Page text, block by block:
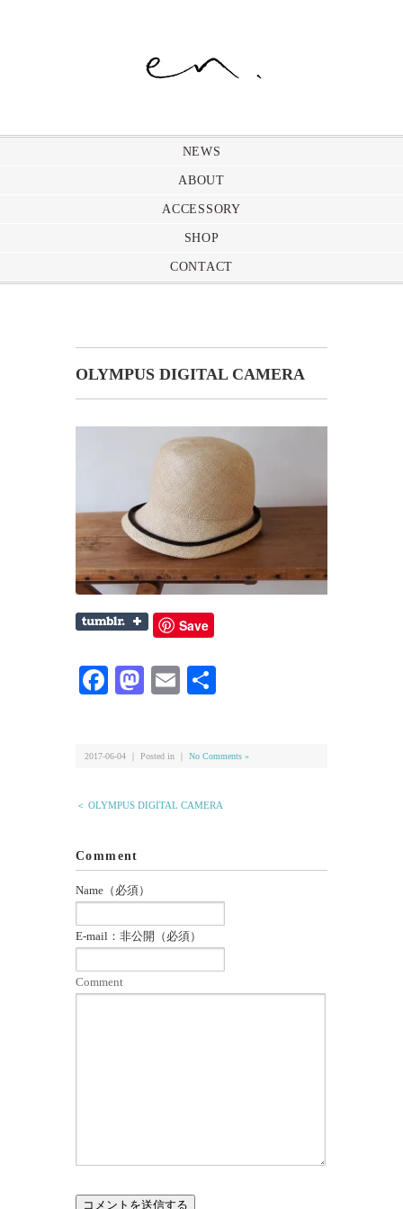
NEWS
ABOUT
ACCESSORY
SHOP
CONTACT
OLYMPUS DIGITAL CAMERA
Save
Facebook
Mastodon
Email
2017-06-04 ｜ Posted in ｜ No Comments »
＜ OLYMPUS DIGITAL CAMERA
Comment
Name（必須）
E-mail：非公開（必須）
Comment